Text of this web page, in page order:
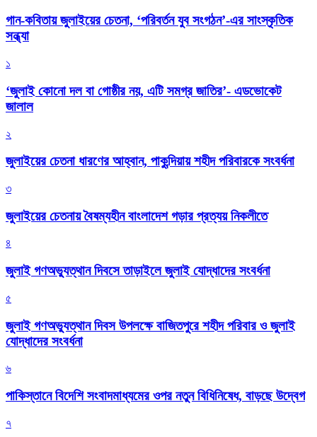
গান-কবিতায় জুলাইয়ের চেতনা, ‘পরিবর্তন যুব সংগঠন’-এর সাংস্কৃতিক
সন্ধ্যা
১
‘জুলাই কোনো দল বা গোষ্ঠীর নয়, এটি সমগ্র জাতির’- এডভোকেট
জালাল
২
জুলাইয়ের চেতনা ধারণের আহ্বান, পাকুন্দিয়ায় শহীদ পরিবারকে সংবর্ধনা
৩
জুলাইয়ের চেতনায় বৈষম্যহীন বাংলাদেশ গড়ার প্রত্যয় নিকলীতে
৪
জুলাই গণঅভ্যুত্থান দিবসে তাড়াইলে জুলাই যোদ্ধাদের সংবর্ধনা
৫
জুলাই গণঅভ্যুত্থান দিবস উপলক্ষে বাজিতপুরে শহীদ পরিবার ও জুলাই
যোদ্ধাদের সংবর্ধনা
৬
পাকিস্তানে বিদেশি সংবাদমাধ্যমের ওপর নতুন বিধিনিষেধ, বাড়ছে উদ্বেগ
৭